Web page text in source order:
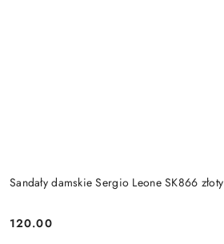
Sandały damskie Sergio Leone SK866 złoty
Cena:
120.00